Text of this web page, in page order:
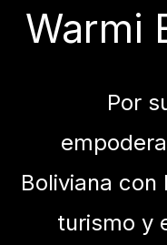
Warmi
Por
Boliviana
turismo y